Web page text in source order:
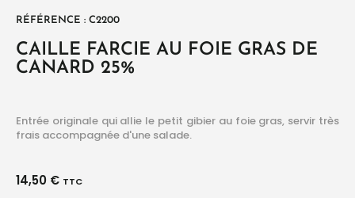
RÉFÉRENCE : C2200
CAILLE FARCIE AU FOIE GRAS DE
CANARD 25%
Entrée originale qui allie le petit gibier au foie gras, servir très
frais accompagnée d'une salade.
14,50 € TTC